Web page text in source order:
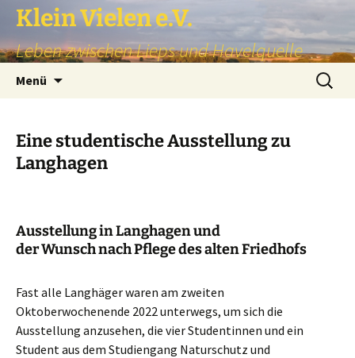
Zum
Inhalt
springen
Klein Vielen e.V.
Leben zwischen Lieps und Havelquelle
Menü
Suchen
nach:
Eine studentische Ausstellung zu
Langhagen
Ausstellung in Langhagen und
der Wunsch nach Pflege des alten Friedhofs
Fast alle Langhäger waren am zweiten
Oktoberwochenende 2022 unterwegs, um sich die
Ausstellung anzusehen, die vier Studentinnen und ein
Student aus dem Studiengang Naturschutz und